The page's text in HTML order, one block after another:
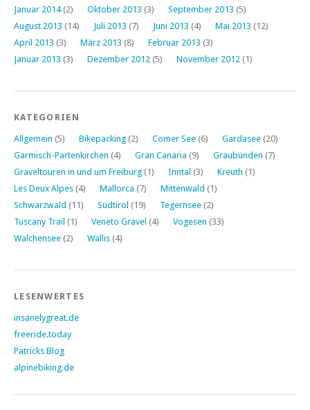
Januar 2014(2) Oktober 2013 (3) September 2013 (5)
August 2013 (14) Juli 2013 (7) Juni 2013 (4) Mai 2013 (12)
April 2013 (3) März 2013 (8) Februar 2013 (3)
Januar 2013 (3) Dezember 2012 (5) November 2012 (1)
KATEGORIEN
Allgemein (5) Bikepacking (2) Comer See (6) Gardasee (20)
Garmisch-Partenkirchen (4) Gran Canaria (9) Graubünden (7)
Graveltouren in und um Freiburg (1) Inntal (3) Kreuth (1)
Les Deux Alpes (4) Mallorca (7) Mittenwald (1)
Schwarzwald (11) Südtirol (19) Tegernsee (2)
Tuscany Trail (1) Veneto Gravel (4) Vogesen (33)
Walchensee (2) Wallis (4)
LESENWERTES
insanelygreat.de
freeride.today
Patricks Blog
alpinebiking.de